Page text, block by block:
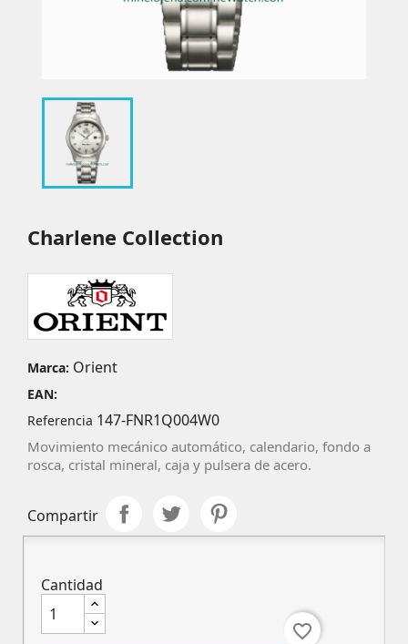
Charlene Collection
Marca: Orient
EAN:
Referencia 147-FNR1Q004W0
Movimiento mecánico automático, calendario, fondo a
rosca, cristal mineral, caja y pulsera de acero.
Compartir
Cantidad
favorite_border